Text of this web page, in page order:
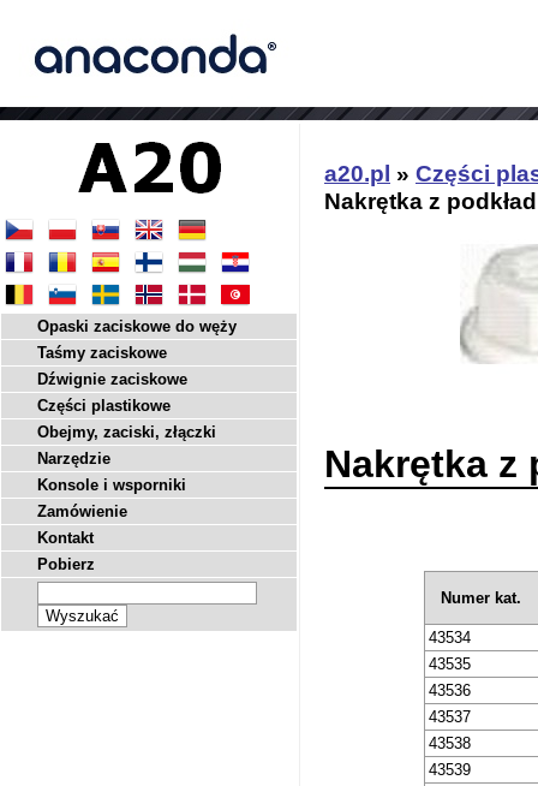
a20.pl » Części
Nakrętka z
Nakrętka z
Numer kat.
43534
43535
43536
43537
43538
43539
Opaski zaciskowe do węży
Taśmy zaciskowe
Dźwignie zaciskowe
Części plastikowe
Obejmy, zaciski, złączki
Narzędzie
Konsole i wsporniki
Zamówienie
Kontakt
Pobierz